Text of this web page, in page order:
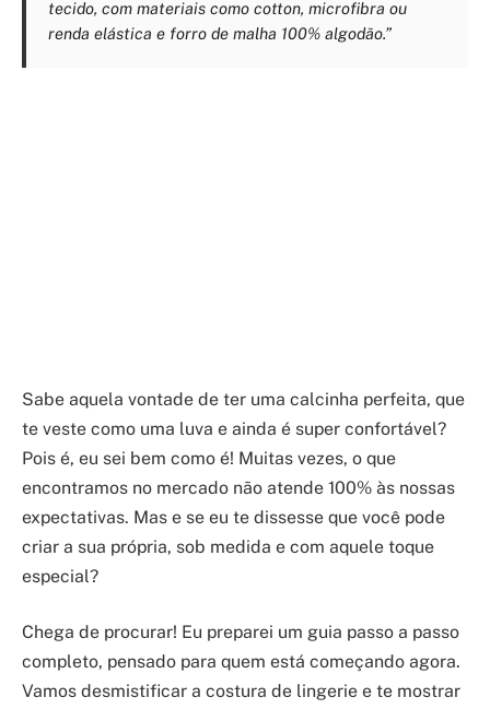
tecido, com materiais como cotton, microfibra ou
renda elástica e forro de malha 100% algodão.”
Sabe aquela vontade de ter uma calcinha perfeita, que
te veste como uma luva e ainda é super confortável?
Pois é, eu sei bem como é! Muitas vezes, o que
encontramos no mercado não atende 100% às nossas
expectativas. Mas e se eu te dissesse que você pode
criar a sua própria, sob medida e com aquele toque
especial?
Chega de procurar! Eu preparei um guia passo a passo
completo, pensado para quem está começando agora.
Vamos desmistificar a costura de lingerie e te mostrar